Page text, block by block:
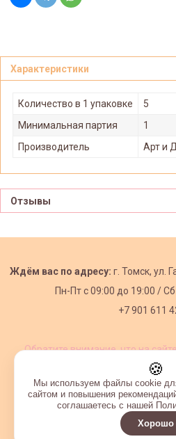
Характеристики
Количество в 1 упаковке
5
Минимальная партия
1
Производитель
Арт и
Отзывы
Ждём вас по адресу: г. Томск, ул.
Пн-Пт с09:00 до 19:00 /
+7 901 611
Обратите внимание, что на
Интернет-магазин
🍪
Мы используем файлы cookie
сайтом и повышения
соглашаетесь с нашей
Хорошо